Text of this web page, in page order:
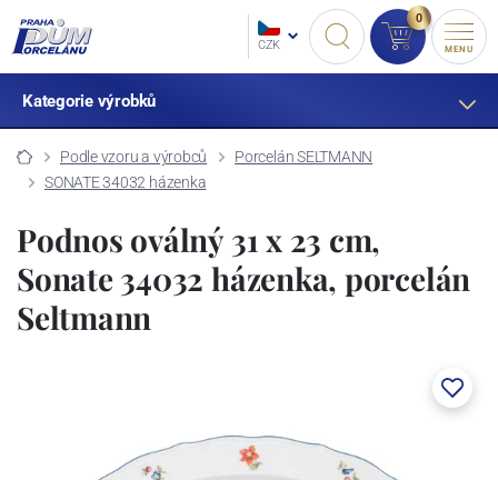
CZK
0
MENU
Kategorie výrobků
Podle vzoru a výrobců
Porcelán SELTMANN
SONATE 34032 házenka
Podnos oválný 31 x 23 cm,
Sonate 34032 házenka, porcelán
Seltmann